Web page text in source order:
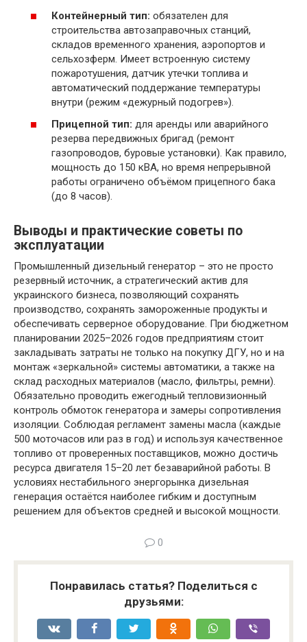
Контейнерный тип: обязателен для
строительства автозаправочных станций,
складов временного хранения, аэропортов и
сельхозферм. Имеет встроенную систему
пожаротушения, датчик утечки топлива и
автоматический поддержание температуры
внутри (режим «дежурный подогрев»).
Прицепной тип: для аренды или аварийного
резерва передвижных бригад (ремонт
газопроводов, буровые установки). Как правило,
мощность до 150 кВА, но время непрерывной
работы ограничено объёмом прицепного бака
(до 8 часов).
Выводы и практические советы по
эксплуатации
Промышленный дизельный генератор – это не просто
резервный источник, а стратегический актив для
украинского бизнеса, позволяющий сохранять
производство, сохранять замороженные продукты и
обеспечивать серверное оборудование. При бюджетном
планировании 2025–2026 годов предприятиям стоит
закладывать затраты не только на покупку ДГУ, но и на
монтаж «зеркальной» системы автоматики, а также на
склад расходных материалов (масло, фильтры, ремни).
Обязательно проводить ежегодный тепловизионный
контроль обмоток генератора и замеры сопротивления
изоляции. Соблюдая регламент замены масла (каждые
500 моточасов или раз в год) и используя качественное
топливо от проверенных поставщиков, можно достичь
ресурса двигателя 15–20 лет безаварийной работы. В
условиях нестабильного энергорынка дизельная
генерация остаётся наиболее гибким и доступным
решением для объектов средней и высокой мощности.
0
Понравилась статья? Поделиться с
друзьями: